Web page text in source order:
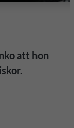
att hon